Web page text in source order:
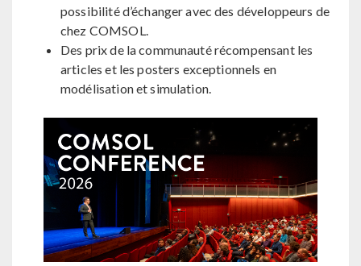
possibilité d’échanger avec des développeurs de
chez COMSOL.
Des prix de la communauté récompensant les
articles et les posters exceptionnels en
modélisation et simulation.